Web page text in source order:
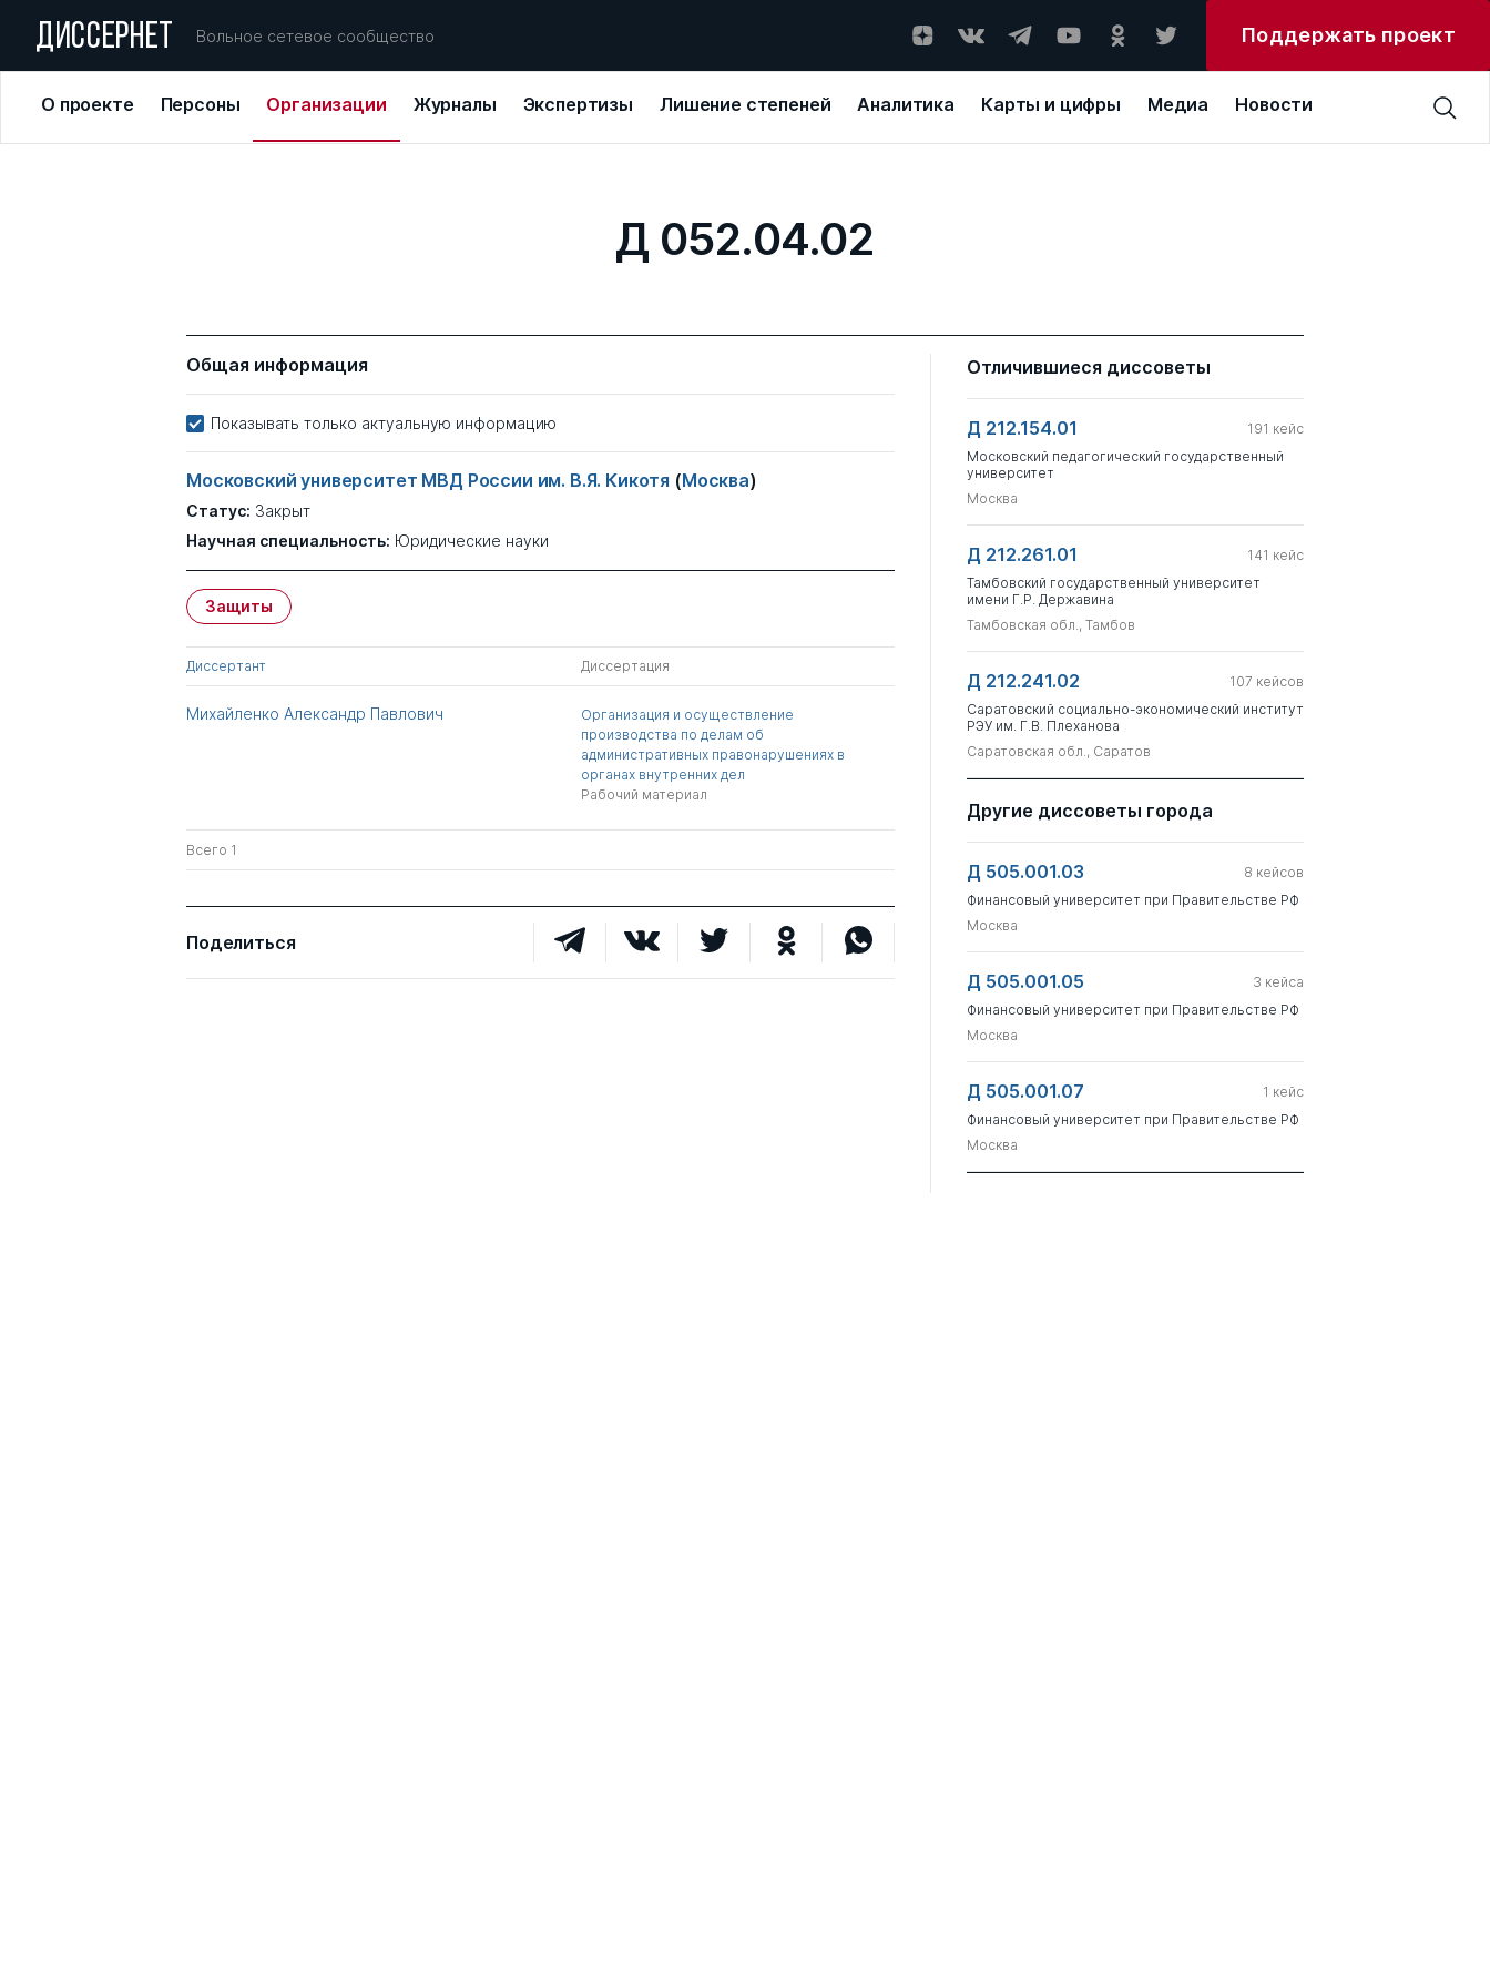
ДИССЕРНЕТ Вольное сетевое сообщество Поддержать проект
О проекте Персоны Организации Журналы Экспертизы Лишение степеней Аналитика Карты и цифры Медиа Новости
Д 052.04.02
Общая информация
Показывать только актуальную информацию
Московский университет МВД России им. В.Я. Кикотя (Москва)
Статус: Закрыт
Научная специальность: Юридические науки
Защиты
Диссертант Диссертация
Михайленко Александр Павлович
Организация и осуществление
производства по делам об
административных правонарушениях в
органах внутренних дел
Рабочий материал
Всего 1
Поделиться
Отличившиеся диссоветы
Д 212.154.01 191 кейс
Московский педагогический государственный
университет
Москва
Д 212.261.01 141 кейс
Тамбовский государственный университет
имени Г.Р. Державина
Тамбовская обл., Тамбов
Д 212.241.02 107 кейсов
Саратовский социально-экономический институт
РЭУ им. Г.В. Плеханова
Саратовская обл., Саратов
Другие диссоветы города
Д 505.001.03 8 кейсов
Финансовый университет при Правительстве РФ
Москва
Д 505.001.05 3 кейса
Финансовый университет при Правительстве РФ
Москва
Д 505.001.07 1 кейс
Финансовый университет при Правительстве РФ
Москва